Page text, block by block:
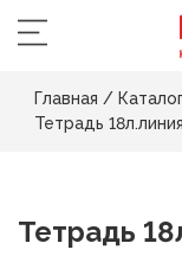
Главная /
Тетрадь
Тетрадь